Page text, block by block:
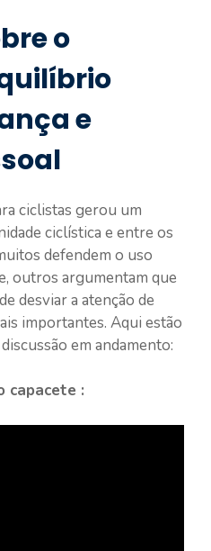
o
e
ciclistas gerou um
ciclística e entre os
defendem o uso
outros argumentam que
desviar a atenção de
importantes. Aqui estão
em andamento:
capacete :